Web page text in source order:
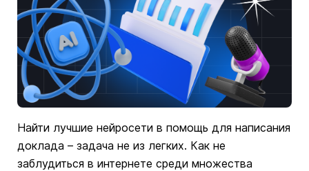
Найти лучшие нейросети в помощь для написания
доклада – задача не из легких. Как не
заблудиться в интернете среди множества